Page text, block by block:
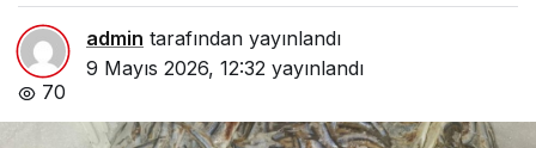
admin tarafından yayınlandı
9 Mayıs 2026, 12:32 yayınlandı
70